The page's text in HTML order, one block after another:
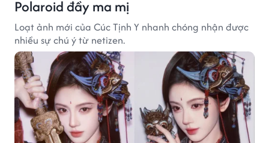
Polaroid đầy ma mị
Loạt ảnh mới của Cúc Tịnh Y nhanh chóng nhận được
nhiều sự chú ý từ netizen.